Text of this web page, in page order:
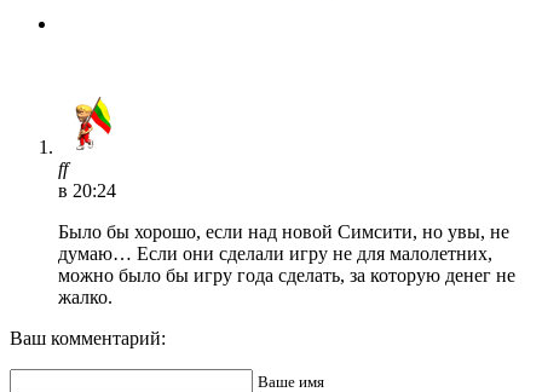
ff
в 20:24
Было бы хорошо, если над новой Симсити, но увы, не
думаю… Если они сделали игру не для малолетних,
можно было бы игру года сделать, за которую денег не
жалко.
Ваш комментарий:
Ваше имя